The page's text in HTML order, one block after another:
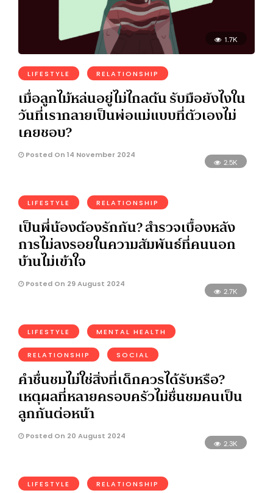
1.7K
LIFESTYLE RELATIONSHIP
เมื่อลูกไม้หล่นอยู่ไม่ไกลต้น รับมือยังไงใน
วันที่เรากลายเป็นพ่อแม่แบบที่ตัวเองไม่
เคยชอบ?
Posted On 14 November 2024
2.5K
LIFESTYLE RELATIONSHIP
เป็นพี่น้องต้องรักกัน? สำรวจเบื้องหลัง
การไม่ลงรอยในความสัมพันธ์ที่คนนอก
บ้านไม่เข้าใจ
Posted On 29 August 2024
2.7K
LIFESTYLE MENTAL HEALTH
RELATIONSHIP SOCIAL
คำชื่นชมไม่ใช่สิ่งที่เด็กควรได้รับหรือ?
เหตุผลที่หลายครอบครัวไม่ชื่นชมคนเป็น
ลูกกันต่อหน้า
Posted On 20 August 2024
2.3K
LIFESTYLE RELATIONSHIP